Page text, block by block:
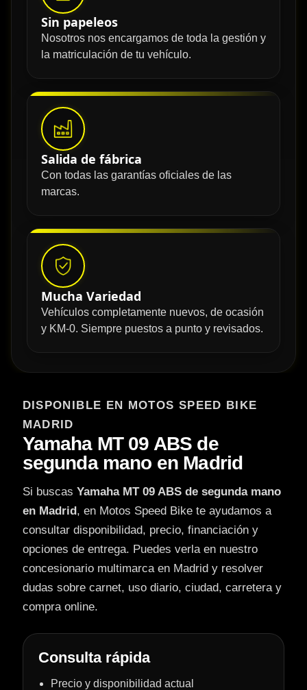
Sin papeleos
Nosotros nos encargamos de toda la gestión y
la matriculación de tu vehículo.
Salida de fábrica
Con todas las garantías oficiales de las
marcas.
Mucha Variedad
Vehículos completamente nuevos, de ocasión
y KM-0. Siempre puestos a punto y revisados.
DISPONIBLE EN MOTOS SPEED BIKE
MADRID
Yamaha MT 09 ABS de
segunda mano en Madrid
Si buscas Yamaha MT 09 ABS de segunda mano
en Madrid , en Motos Speed Bike te ayudamos a
consultar disponibilidad, precio, financiación y
opciones de entrega. Puedes verla en nuestro
concesionario multimarca en Madrid y resolver
dudas sobre carnet, uso diario, ciudad, carretera y
compra online.
Consulta rápida
Precio y disponibilidad actual